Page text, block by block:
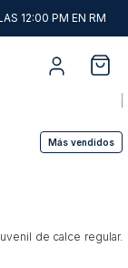
12:00 PM EN RM
Más vendidos
de calce regular.